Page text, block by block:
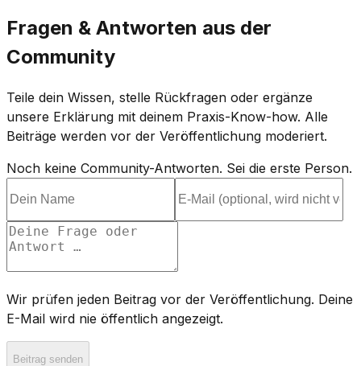
Fragen & Antworten aus der
Community
Teile dein Wissen, stelle Rückfragen oder ergänze
unsere Erklärung mit deinem Praxis-Know-how. Alle
Beiträge werden vor der Veröffentlichung moderiert.
Noch keine Community-Antworten. Sei die erste Person.
Wir prüfen jeden Beitrag vor der Veröffentlichung. Deine
E-Mail wird nie öffentlich angezeigt.
Beitrag senden